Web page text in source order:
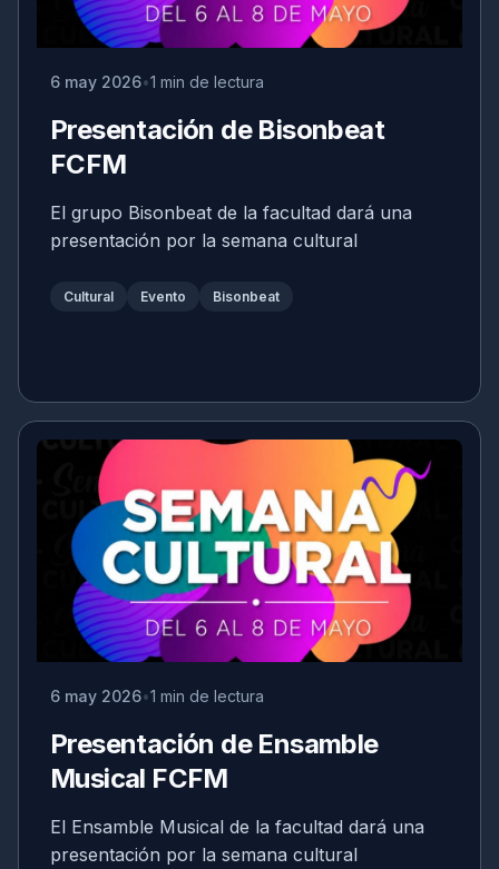
6 may 2026 1 min de lectura
Presentación de Bisonbeat
FCFM
El grupo Bisonbeat de la facultad dará una
presentación por la semana cultural
Cultural Evento Bisonbeat
6 may 2026 1 min de lectura
Presentación de Ensamble
Musical FCFM
El Ensamble Musical de la facultad dará una
presentación por la semana cultural